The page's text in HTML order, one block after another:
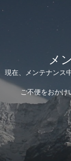
メ
現在、メンテナンス
ご不便をおかけ